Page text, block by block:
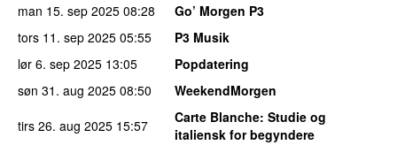
man 15. sep 2025 08:28
Go’ Morgen P3
tors 11. sep 2025 05:55
P3 Musik
lør 6. sep 2025 13:05
Popdatering
søn 31. aug 2025 08:50
WeekendMorgen
tirs 26. aug 2025 15:57 Carte Blanche: Studie og
italiensk for begyndere